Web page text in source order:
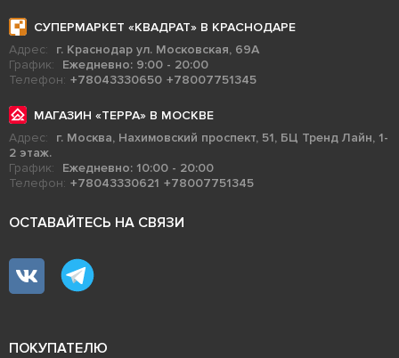
СУПЕРМАРКЕТ «КВАДРАТ» В КРАСНОДАРЕ
Адрес:
г. Краснодар ул. Московская, 69А
График:
Ежедневно: 9:00 - 20:00
Телефон: +78043330650 +78007751345
МАГАЗИН «ТЕРРА» В МОСКВЕ
Адрес:
г. Москва, Нахимовский проспект, 51, БЦ Тренд Лайн, 1-
2 этаж.
График:
Ежедневно: 10:00 - 20:00
Телефон: +78043330621 +78007751345
ОСТАВАЙТЕСЬ НА СВЯЗИ
ПОКУПАТЕЛЮ